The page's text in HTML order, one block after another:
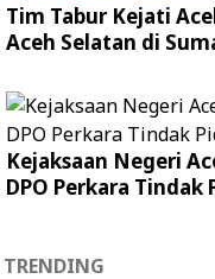
Tim Tabur Kejati
Aceh Selatan di
Kejaksaan Negeri
DPO Perkara Tindak
TRENDING